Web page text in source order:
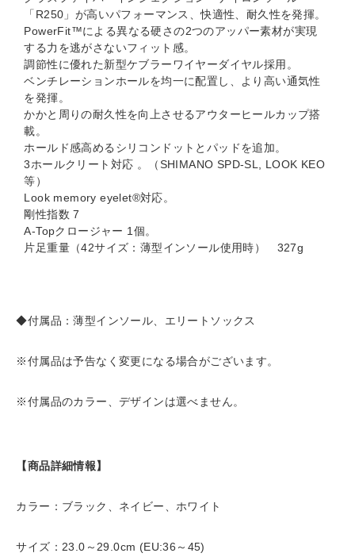
「R250」が高いパフォーマンス、快適性、耐久性を発揮。
PowerFit™による異なる硬さの2つのアッパー素材が実現
する力を逃がさないフィット感。
調節性に優れた新型ケブラーワイヤーダイヤル採用。
ベンチレーションホールを均一に配置し、より高い通気性
を発揮。
かかと周りの耐久性を向上させるアウターヒールカップ搭
載。
ホールド感高めるシリコンドットとパッドを追加。
3ホールクリート対応 。（SHIMANO SPD-SL, LOOK KEO
等）
Look memory eyelet®対応。
剛性指数 7
A-Topクロージャー 1個。
片足重量（42サイズ：薄型インソール使用時） 327g
◆付属品：薄型インソール、エリートソックス
※付属品は予告なく変更になる場合がございます。
※付属品のカラー、デザインは選べません。
【商品詳細情報】
カラー：ブラック、ネイビー、ホワイト
サイズ：23.0～29.0cm (EU:36～45)